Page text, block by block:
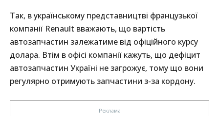
Так, в українському представництві французької
компанії Renault вважають, що вартість
автозапчастин залежатиме від офіційного курсу
долара. Втім в офісі компанії кажуть, що дефіцит
автозапчастин Україні не загрожує, тому що вони
регулярно отримують запчастини з-за кордону.